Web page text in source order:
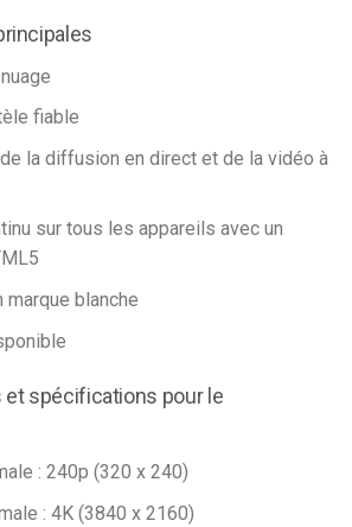
fiable
la diffusion en direct et de la vidéo à
sur tous les appareils avec un
blanche
spécifications pour le
: 240p (320 x 240)
: 4K (3840 x 2160)